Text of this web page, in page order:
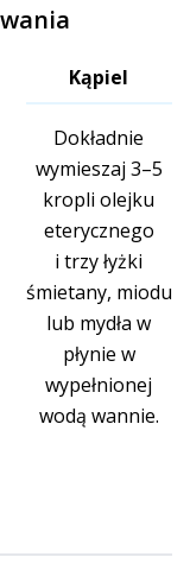
Kąpiel
Dokładnie
wymieszaj 3–5
kropli olejku
eterycznego
i trzy łyżki
śmietany, miodu
lub mydła w
płynie w
wypełnionej
wodą wannie.